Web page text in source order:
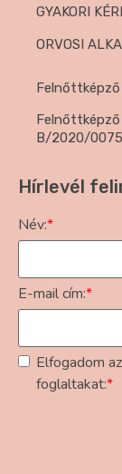
GYAKORI
ORVOSI
Felnőttképző
B/2020/
Hírlevél
Név:*
E-mail cím:*
Elfogadom az
foglaltakat:*